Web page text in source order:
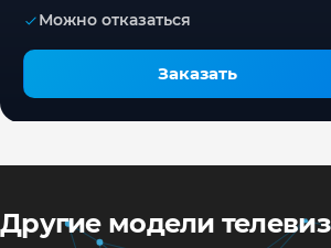
Можно отказаться
Заказать
Другие модели